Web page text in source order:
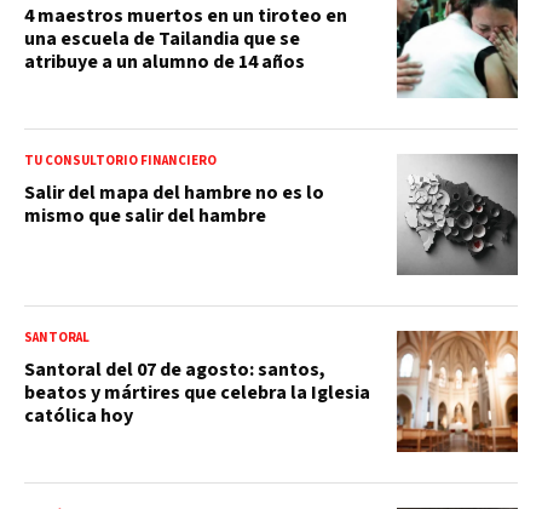
4 maestros muertos en un tiroteo en
una escuela de Tailandia que se
atribuye a un alumno de 14 años
TU CONSULTORIO FINANCIERO
Salir del mapa del hambre no es lo
mismo que salir del hambre
SANTORAL
Santoral del 07 de agosto: santos,
beatos y mártires que celebra la Iglesia
católica hoy